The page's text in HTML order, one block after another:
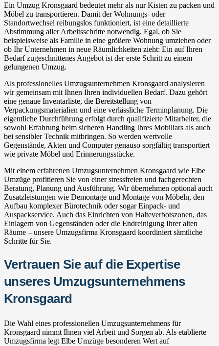
Ein Umzug Kronsgaard bedeutet mehr als nur Kisten zu packen und
Möbel zu transportieren. Damit der Wohnungs- oder
Standortwechsel reibungslos funktioniert, ist eine detaillierte
Abstimmung aller Arbeitsschritte notwendig. Egal, ob Sie
beispielsweise als Familie in eine größere Wohnung umziehen oder
ob Ihr Unternehmen in neue Räumlichkeiten zieht: Ein auf Ihren
Bedarf zugeschnittenes Angebot ist der erste Schritt zu einem
gelungenen Umzug.
Als professionelles Umzugsunternehmen Kronsgaard analysieren
wir gemeinsam mit Ihnen Ihren individuellen Bedarf. Dazu gehört
eine genaue Inventarliste, die Bereitstellung von
Verpackungsmaterialien und eine verlässliche Terminplanung. Die
eigentliche Durchführung erfolgt durch qualifizierte Mitarbeiter, die
sowohl Erfahrung beim sicheren Handling Ihres Mobiliars als auch
bei sensibler Technik mitbringen. So werden wertvolle
Gegenstände, Akten und Computer genauso sorgfältig transportiert
wie private Möbel und Erinnerungsstücke.
Mit einem erfahrenen Umzugsunternehmen Kronsgaard wie Elbe
Umzüge profitieren Sie von einer stressfreien und fachgerechten
Beratung, Planung und Ausführung. Wir übernehmen optional auch
Zusatzleistungen wie Demontage und Montage von Möbeln, den
Aufbau komplexer Bürotechnik oder sogar Einpack- und
Auspackservice. Auch das Einrichten von Halteverbotszonen, das
Einlagern von Gegenständen oder die Endreinigung Ihrer alten
Räume – unsere Umzugsfirma Kronsgaard koordiniert sämtliche
Schritte für Sie.
Vertrauen Sie auf die Expertise
unseres Umzugsunternehmens
Kronsgaard
Die Wahl eines professionellen Umzugsunternehmens für
Kronsgaard nimmt Ihnen viel Arbeit und Sorgen ab. Als etablierte
Umzugsfirma legt Elbe Umzüge besonderen Wert auf